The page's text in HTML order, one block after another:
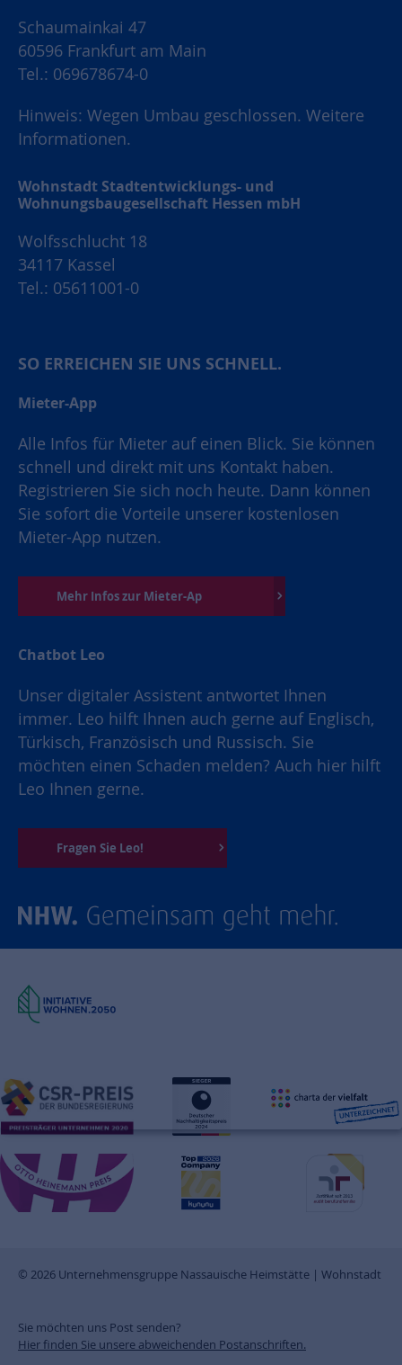
Schaumainkai 47
60596 Frankfurt am Main
Tel.: 069678674-0
Hinweis: Wegen Umbau geschlossen. Weitere
Informationen.
Wohnstadt Stadtentwicklungs- und
Wohnungsbaugesellschaft Hessen mbH
Wolfsschlucht 18
34117 Kassel
Tel.: 05611001-0
SO ERREICHEN SIE UNS SCHNELL.
Mieter-App
Alle Infos für Mieter auf einen Blick. Sie können
schnell und direkt mit uns Kontakt haben.
Registrieren Sie sich noch heute. Dann können
Sie sofort die Vorteile unserer kostenlosen
Mieter-App nutzen.
Mehr Infos zur Mieter-Ap
Chatbot Leo
Unser digitaler Assistent antwortet Ihnen
immer. Leo hilft Ihnen auch gerne auf Englisch,
Türkisch, Französisch und Russisch. Sie
möchten einen Schaden melden? Auch hier hilft
Leo Ihnen gerne.
Fragen Sie Leo!
© 2026 Unternehmensgruppe Nassauische Heimstätte | Wohnstadt
Sie möchten uns Post senden?
Hier finden Sie unsere abweichenden Postanschriften.